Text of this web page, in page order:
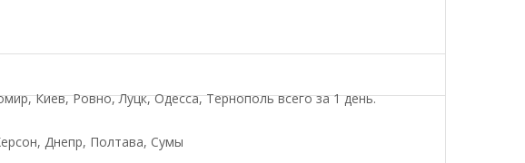
Киев, Ровно, Луцк, Одесса, Тернополь всего за 1 день.
Днепр, Полтава, Сумы